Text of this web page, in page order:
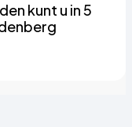
kunt u in 5